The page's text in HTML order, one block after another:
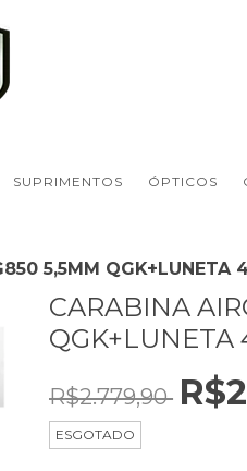
SUPRIMENTOS ÓPTICOS
5,5MM QGK+LUNETA
CARABINA
QGK+LUNETA
R$2.779,90
ESGOTADO